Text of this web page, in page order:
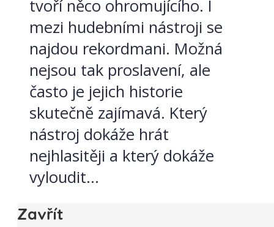
tvoří něco ohromujícího. I
mezi hudebními nástroji se
najdou rekordmani. Možná
nejsou tak proslavení, ale
často je jejich historie
skutečně zajímavá. Který
nástroj dokáže hrát
nejhlasitěji a který dokáže
vyloudit...
Zavřít